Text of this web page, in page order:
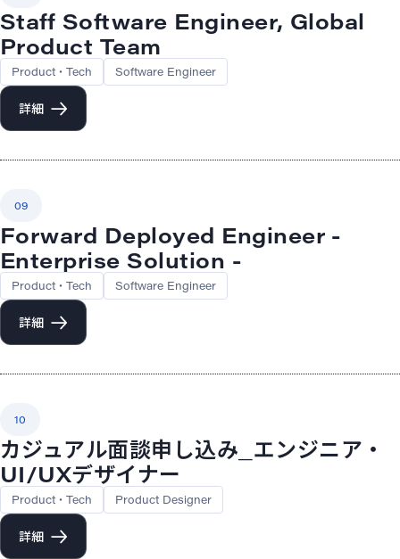
Staff Software Engineer, Global
Product Team
Product・Tech Software Engineer
詳細
09
Forward Deployed Engineer -
Enterprise Solution -
Product・Tech Software Engineer
詳細
10
カジュアル面談申し込み_エンジニア・
UI/UXデザイナー
Product・Tech Product Designer
詳細